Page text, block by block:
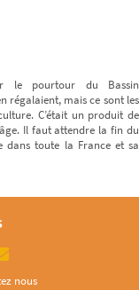
le pourtour du Bassin
régalaient, mais ce sont les
C’était un produit de
Il faut attendre la fin du
dans toute la France et sa
nous